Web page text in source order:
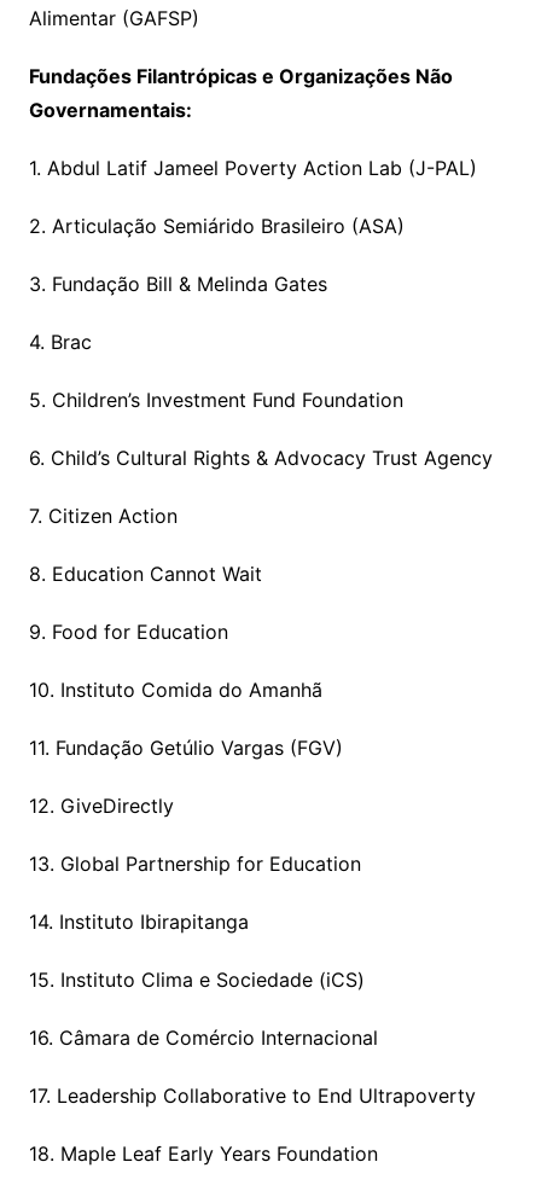
Alimentar (GAFSP)
Fundações Filantrópicas e Organizações Não
Governamentais:
1. Abdul Latif Jameel Poverty Action Lab (J-PAL)
2. Articulação Semiárido Brasileiro (ASA)
3. Fundação Bill & Melinda Gates
4. Brac
5. Children’s Investment Fund Foundation
6. Child’s Cultural Rights & Advocacy Trust Agency
7. Citizen Action
8. Education Cannot Wait
9. Food for Education
10. Instituto Comida do Amanhã
11. Fundação Getúlio Vargas (FGV)
12. GiveDirectly
13. Global Partnership for Education
14. Instituto Ibirapitanga
15. Instituto Clima e Sociedade (iCS)
16. Câmara de Comércio Internacional
17. Leadership Collaborative to End Ultrapoverty
18. Maple Leaf Early Years Foundation